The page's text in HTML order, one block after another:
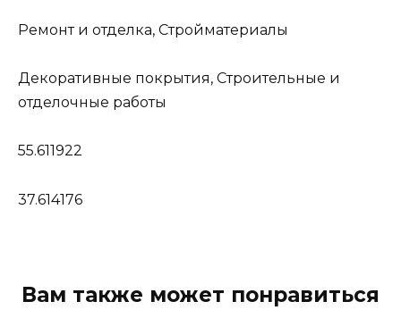
Ремонт и отделка, Стройматериалы
Декоративные покрытия, Строительные и
отделочные работы
55.611922
37.614176
Вам также может понравиться